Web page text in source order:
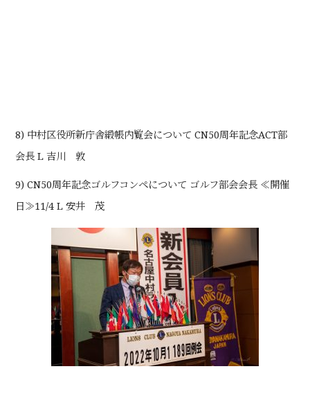
8) 中村区役所新庁舎緞帳内覧会について CN50周年記念ACT部
会長 L 吉川 敦
9) CN50周年記念ゴルフコンペについて ゴルフ部会会長 ≪開催
日≫11/4 L 安井 茂